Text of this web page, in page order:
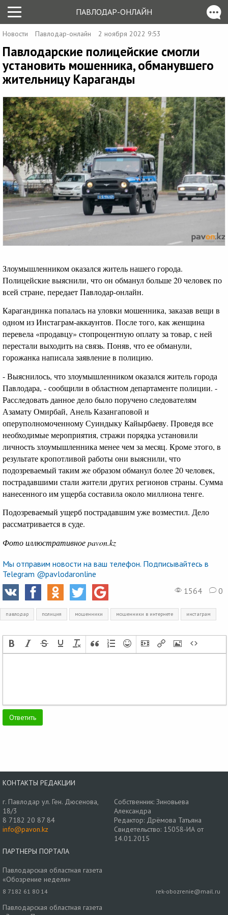
ПАВЛОДАР-ОНЛАЙН
Новости Павлодар-онлайн 2 ноября 2022 9:53
Павлодарские полицейские смогли
установить мошенника, обманувшего
жительницу Караганды
Злоумышленником оказался житель нашего города.
Полицейские выяснили, что он обманул больше 20 человек по
всей стране, передает Павлодар-онлайн.
Карагандинка попалась на уловки мошенника, заказав вещи в
одном из Инстаграм-аккаунтов. После того, как женщина
перевела «продавцу» стопроцентную оплату за товар, с ней
перестали выходить на связь. Поняв, что ее обманули,
горожанка написала заявление в полицию.
- Выяснилось, что злоумышленником оказался житель города
Павлодара, - сообщили в областном департаменте полиции. -
Расследовать данное дело было поручено следователям
Азамату Омирбай, Анель Казангаповой и
оперуполномоченному Суиндыку Кайырбаеву. Проведя все
необходимые мероприятия, стражи порядка установили
личность злоумышленника менее чем за месяц. Кроме этого, в
результате кропотливой работы они выяснили, что
подозреваемый таким же образом обманул более 20 человек,
пострадавшими стали жители других регионов страны. Сумма
нанесенного им ущерба составила около миллиона тенге.
Подозреваемый ущерб пострадавшим уже возместил. Дело
рассматривается в суде.
Фото иллюстративное pavon.kz
Мы отправим новости на ваш телефон. Подписывайтесь в
Telegram @pavlodaronline
1564
0
павлодар полиция мошенники мошенники в интернете инстаграм
КОНТАКТЫ РЕДАКЦИИ
г. Павлодар ул. Ген. Дюсенова,
18/3
8 7182 20 87 84
info@pavon.kz
Собственник: Зиновьева
Александра
Редактор: Дрёмова Татьяна
Свидетельство: 15058-ИА от
14.01.2015
ПАРТНЕРЫ ПОРТАЛА
Павлодарская областная газета
«Обозрение недели»
8 7182 61 80 14 rek-obozrenie@mail.ru
Павлодарская областная газета